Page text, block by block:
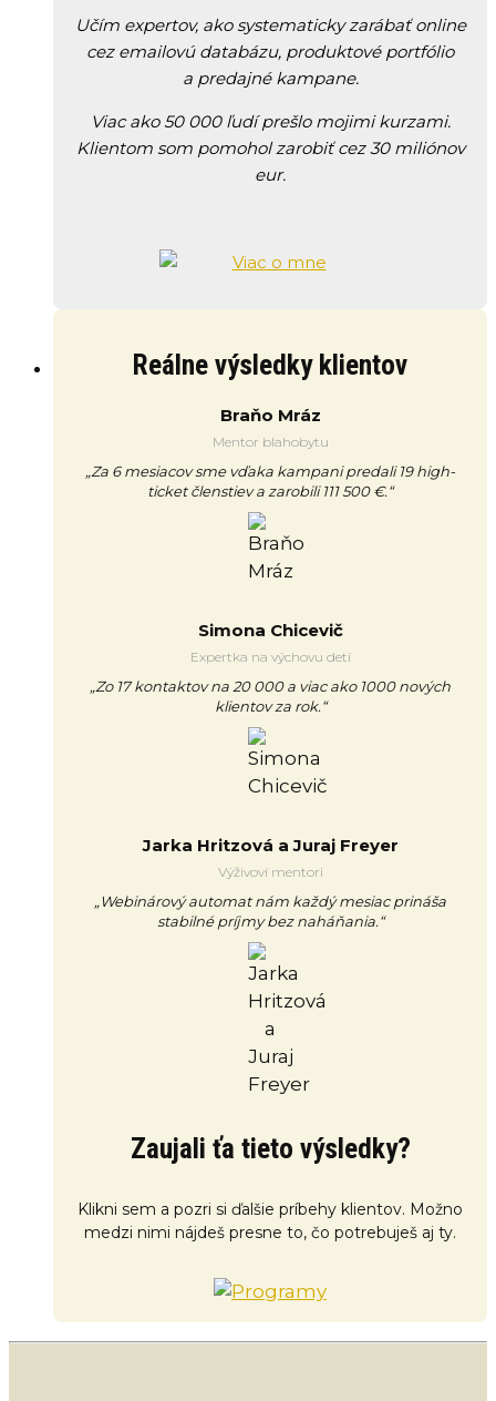
Učím expertov, ako systematicky zarábať online
cez emailovú databázu, produktové portfólio
a predajné kampane.
Viac ako 50 000 ľudí prešlo mojimi kurzami.
Klientom som pomohol zarobiť cez 30 miliónov
eur.
Reálne výsledky klientov
Braňo Mráz
Mentor blahobytu
„Za 6 mesiacov sme vďaka kampani predali 19 high-
ticket členstiev a zarobili 111 500 €.“
Simona Chicevič
Expertka na výchovu detí
„Zo 17 kontaktov na 20 000 a viac ako 1000 nových
klientov za rok.“
Jarka Hritzová a Juraj Freyer
Výživoví mentori
„Webinárový automat nám každý mesiac prináša
stabilné príjmy bez naháňania.“
Zaujali ťa tieto výsledky?
Klikni sem a pozri si ďalšie príbehy klientov. Možno
medzi nimi nájdeš presne to, čo potrebuješ aj ty.